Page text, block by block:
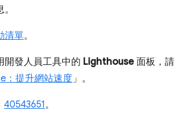
清單。
開發人員工具中的 Lighthouse 面板，請
：提升網站速度 」。
40543651。